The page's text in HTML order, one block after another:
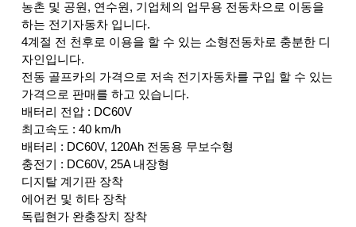
농촌 및 공원, 연수원, 기업체의 업무용 전동차으로 이동을
하는 전기자동차 입니다.
4계절 전 천후로 이용을 할 수 있는 소형전동차로 충분한 디
자인입니다.
전동 골프카의 가격으로 저속 전기자동차를 구입 할 수 있는
가격으로 판매를 하고 있습니다.
배터리 전압 : DC60V
최고속도 : 40 km/h
배터리 : DC60V, 120Ah 전동용 무보수형
충전기 : DC60V, 25A 내장형
디지탈 계기판 장착
에어컨 및 히타 장착
독립현가 완충장치 장착